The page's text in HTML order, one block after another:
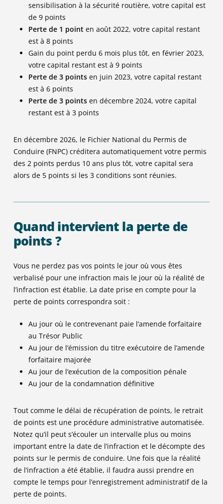
sensibilisation à la sécurité routière, votre capital est
de 9 points
Perte de 1 pointen août 2022, votre capital restant
est à 8 points
Gain du point perdu 6 mois plus tôt, en février 2023,
votre capital restant est à 9 points
Perte de 3 pointsen juin 2023, votre capital restant
est à 6 points
Perte de 3 pointsen décembre 2024, votre capital
restant est à 3 points
En décembre 2026, le Fichier National du Permis de
Conduire (FNPC) créditera automatiquement votre permis
des 2 points perdus 10 ans plus tôt, votre capital sera
alors de 5 points si les 3 conditions sont réunies.
Quand intervient la perte de
points ?
Vous ne perdez pas vos points le jour où vous êtes
verbalisé pour une infraction mais le jour où la réalité de
l’infraction est établie. La date prise en compte pour la
perte de points correspondra soit :
Au jour où le contrevenant paie l’amende forfaitaire
au Trésor Public
Au jour de l’émission du titre exécutoire de l’amende
forfaitaire majorée
Au jour de l’exécution de la composition pénale
Au jour de la condamnation définitive
Tout comme le délai de récupération de points, le retrait
de points est une procédure administrative automatisée.
Notez qu’il peut s’écouler un intervalle plus ou moins
important entre la date de l’infraction et le décompte des
points sur le permis de conduire. Une fois que la réalité
de l’infraction a été établie, il faudra aussi prendre en
compte le temps pour l’enregistrement administratif de la
perte de points.